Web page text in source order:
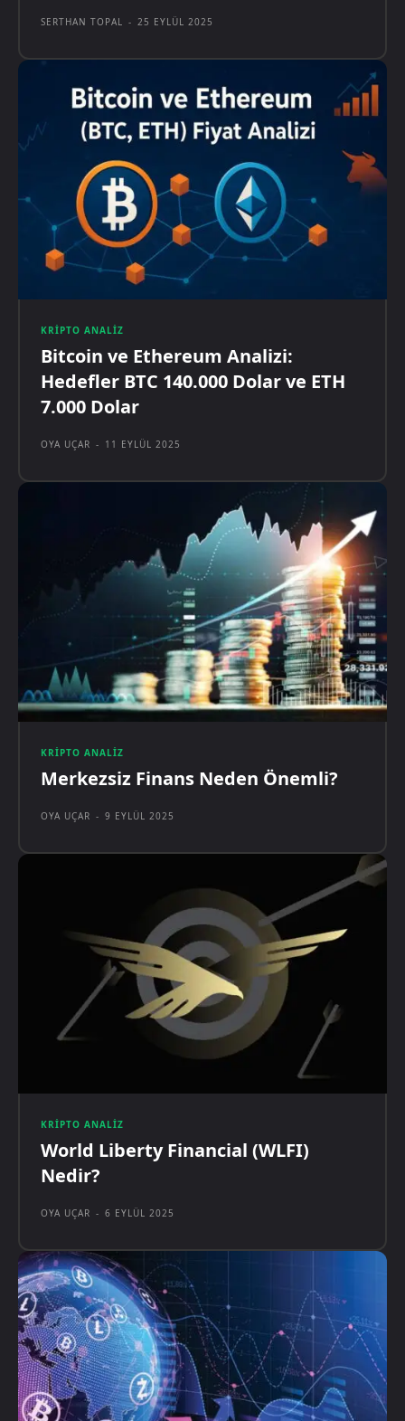
SERTHAN TOPAL - 25 EYLÜL 2025
KRIPTO ANALIZ
Bitcoin ve Ethereum Analizi:
Hedefler BTC 140.000 Dolar ve ETH
7.000 Dolar
OYA UÇAR - 11 EYLÜL 2025
KRIPTO ANALIZ
Merkezsiz Finans Neden Önemli?
OYA UÇAR - 9 EYLÜL 2025
KRIPTO ANALIZ
World Liberty Financial (WLFI)
Nedir?
OYA UÇAR - 6 EYLÜL 2025